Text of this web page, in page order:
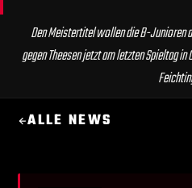
Den Meistertitel wollen die B-Junioren
gegen Theesen jetzt am letzten Spieltag
ALLE NEWS